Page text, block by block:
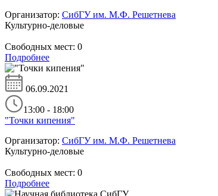
Организатор: СибГУ им. М.Ф. Решетнева
Культурно-деловые
Свободных мест: 0
Подробнее
06.09.2021
13:00 - 18:00
"Точки кипения"
Организатор: СибГУ им. М.Ф. Решетнева
Культурно-деловые
Свободных мест: 0
Подробнее